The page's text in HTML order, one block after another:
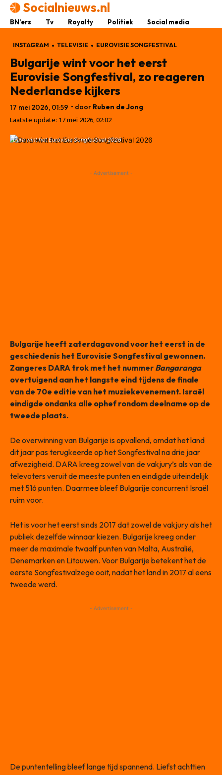
Socialnieuws.nl
BN’ers Tv Royalty Politiek Social media
INSTAGRAM TELEVISIE EUROVISIE SONGFESTIVAL
Bulgarije wint voor het eerst
Eurovisie Songfestival, zo reageren
Nederlandse kijkers
17 mei 2026, 01:59 • door Ruben de Jong
Laatste update: 17 mei 2026, 02:02
Dara wint het Eurovisie Songfestival 2026
- Advertisement -
Bulgarije heeft zaterdagavond voor het eerst in de
geschiedenis het Eurovisie Songfestival gewonnen.
Zangeres DARA trok met het nummer Bangaranga
overtuigend aan het langste eind tijdens de finale
van de 70e editie van het muziekevenement. Israël
eindigde ondanks alle ophef rondom deelname op de
tweede plaats.
De overwinning van Bulgarije is opvallend, omdat het land
dit jaar pas terugkeerde op het Songfestival na drie jaar
afwezigheid. DARA kreeg zowel van de vakjury’s als van de
televoters veruit de meeste punten en eindigde uiteindelijk
met 516 punten. Daarmee bleef Bulgarije concurrent Israël
ruim voor.
Het is voor het eerst sinds 2017 dat zowel de vakjury als het
publiek dezelfde winnaar kiezen. Bulgarije kreeg onder
meer de maximale twaalf punten van Malta, Australië,
Denemarken en Litouwen. Voor Bulgarije betekent het de
eerste Songfestivalzege ooit, nadat het land in 2017 al eens
tweede werd.
- Advertisement -
De puntentelling bleef lange tijd spannend. Liefst achttien